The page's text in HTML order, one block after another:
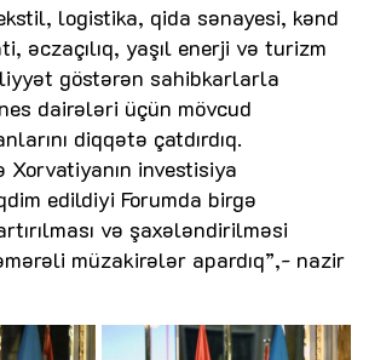
logistika, qida sənayesi, kənd
əczaçılıq, yaşıl enerji və turizm
göstərən sahibkarlarla
dairələri üçün mövcud
diqqətə çatdırdıq.
Xorvatiyanın investisiya
edildiyi Forumda birgə
və şaxələndirilməsi
müzakirələr apardıq”,- nazir